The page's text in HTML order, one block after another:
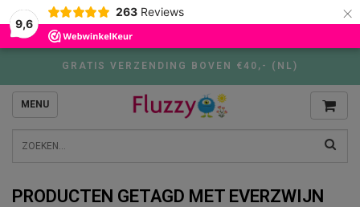
9,6
263 Reviews ×
GRATIS VERZENDING BOVEN €40,- (NL)
MENU
PRODUCTEN GETAGD MET EVERZWIJN